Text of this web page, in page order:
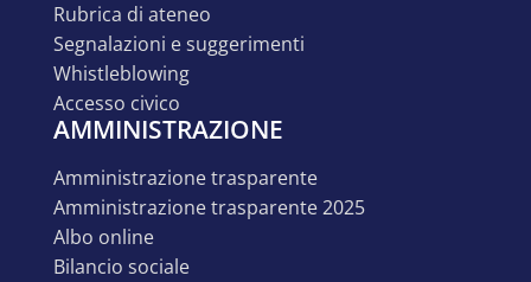
rubrica di ateneo
segnalazioni e suggerimenti
whistleblowing
accesso civico
AMMINISTRAZIONE
amministrazione trasparente
amministrazione trasparente 2025
albo online
bilancio sociale